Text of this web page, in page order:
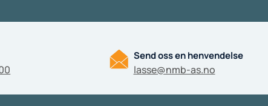
Send oss en henvendelse
lasse@nmb-as.no